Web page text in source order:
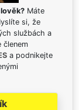
Máte
si, že
službách a
členem
a podnikejte